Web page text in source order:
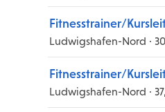
Fitnesstrainer/
Ludwigshafen-Nord ·
Fitnesstrainer/
Ludwigshafen-Nord ·